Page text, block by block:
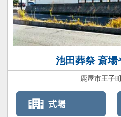
池田葬祭 斎場
鹿屋市王子